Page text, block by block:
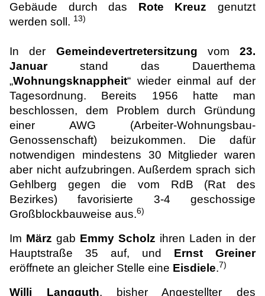
Gebäude durch das Rote Kreuz genutzt
werden soll. 13)
In der Gemeindevertretersitzung vom 23.
Januarstand das Dauerthema
„Wohnungsknappheit“ wieder einmal auf der
Tagesordnung. Bereits 1956 hatte man
beschlossen, dem Problem durch Gründung
einer AWG (Arbeiter-Wohnungsbau-
Genossenschaft) beizukommen. Die dafür
notwendigen mindestens 30 Mitglieder waren
aber nicht aufzubringen. Außerdem sprach sich
Gehlberg gegen die vom RdB (Rat des
Bezirkes) favorisierte 3-4 geschossige
Großblockbauweise aus.6)
Im März gab Emmy Scholz ihren Laden in der
Hauptstraße 35 auf, und Ernst Greiner
eröffnete an gleicher Stelle eine Eisdiele.7)
Willi Langguth, bisher Angestellter des